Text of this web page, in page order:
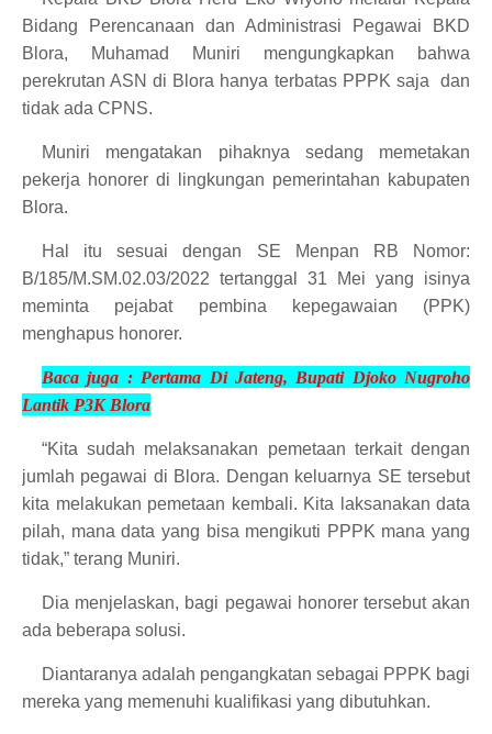
Bidang Perencanaan dan Administrasi Pegawai BKD
Blora, Muhamad Muniri mengungkapkan bahwa
perekrutan ASN di Blora hanya terbatas PPPK saja
dan
tidak ada CPNS.
Muniri mengatakan pihaknya sedang memetakan
pekerja honorer di lingkungan pemerintahan kabupaten
Blora.
Hal itu sesuai dengan SE Menpan RB Nomor:
B/185/M.SM.02.03/2022 tertanggal 31 Mei yang isinya
meminta pejabat pembina kepegawaian (PPK)
menghapus honorer.
Baca juga : Pertama Di Jateng, Bupati Djoko Nugroho
Lantik P3K Blora
“Kita sudah melaksanakan pemetaan terkait dengan
jumlah pegawai di Blora. Dengan keluarnya SE tersebut
kita melakukan pemetaan kembali. Kita laksanakan data
pilah, mana data yang bisa mengikuti PPPK mana yang
tidak,” terang Muniri.
Dia menjelaskan, bagi pegawai honorer tersebut akan
ada beberapa solusi.
Diantaranya adalah pengangkatan sebagai PPPK bagi
mereka yang memenuhi kualifikasi yang dibutuhkan.